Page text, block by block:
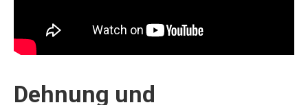
Dehnung und